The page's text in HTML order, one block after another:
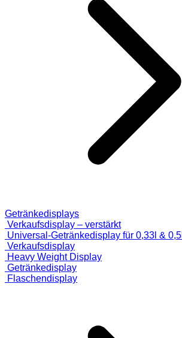
Getränkedisplays
Verkaufsdisplay – verstärkt
Universal-Getränkedisplay für 0,33l & 0,5l
Verkaufsdisplay
Heavy Weight Display
Getränkedisplay
Flaschendisplay